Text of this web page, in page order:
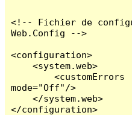
<!-- Fichier de
Web.Config -->
<configuration>
    <system.web>
        <customErrors
mode="Off"/>
    </system.web>
</configuration>